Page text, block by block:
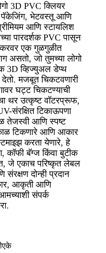
3D PVC क्लियर
पॅकेजिंग, भेटवस्तू आणि
आणि स्टायलिश
पारदर्शक PVC पासून
एक गुळगुळीत
असतो, जो तुमच्या लोगो
3D व्हिज्युअल डेप्थ
मजबूत चिकटवणारी
घट्ट चिकटण्याची
थर उत्कृष्ट वॉटरप्रूफ,
संरक्षित टिकाऊपणा
तेजस्वी आणि स्पष्ट
टिकणारे आणि आकार
करता येणारे, हे
कॉफी बॅग्ज किंवा बुटीक
जे एकाच परिष्कृत लेबल
संरक्षण दोन्ही प्रदान
आकृती आणि
आमच्याशी संपर्क